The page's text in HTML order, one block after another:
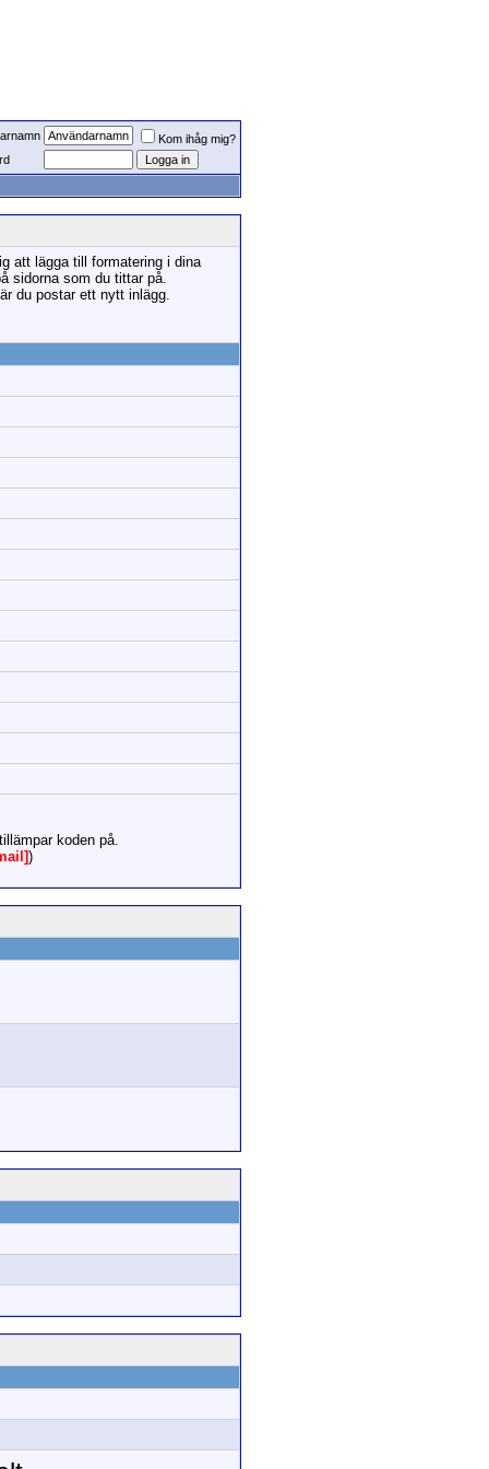
Kom ihåg mig?
att lägga till formatering i dina
sidorna som du tittar på.
du postar ett nytt inlägg.
koden på.
)